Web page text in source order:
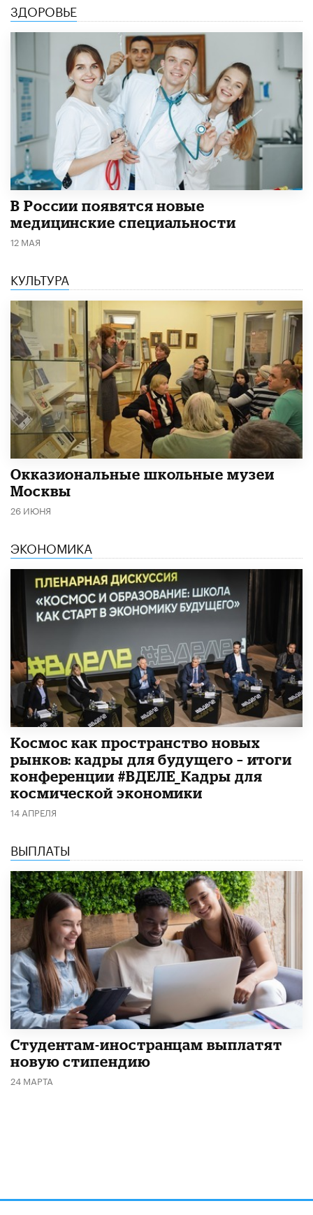
ЗДОРОВЬЕ
В России появятся новые
медицинские специальности
12 МАЯ
КУЛЬТУРА
​Окказиональные школьные музеи
Москвы
26 ИЮНЯ
ЭКОНОМИКА
Космос как пространство новых
рынков: кадры для будущего – итоги
конференции #ВДЕЛЕ_Кадры для
космической экономики
14 АПРЕЛЯ
ВЫПЛАТЫ
Студентам-иностранцам выплатят
новую стипендию
24 МАРТА